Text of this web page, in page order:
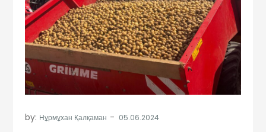
by: Нұрмұхан Қалқаман